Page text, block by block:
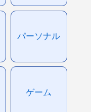
パーソナル
ゲーム